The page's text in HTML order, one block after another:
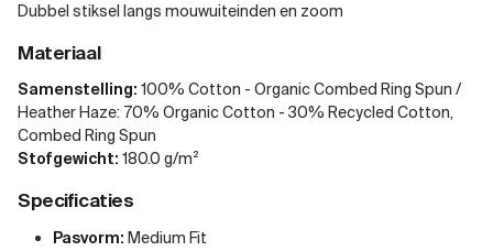
Dubbel stiksel langs mouwuiteinden en zoom
Materiaal
Samenstelling: 100% Cotton - Organic Combed Ring Spun /
Heather Haze: 70% Organic Cotton - 30% Recycled Cotton,
Combed Ring Spun
Stofgewicht: 180.0 g/m²
Specificaties
Pasvorm: Medium Fit